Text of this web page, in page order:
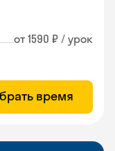
от 1590 ₽ / урок
время